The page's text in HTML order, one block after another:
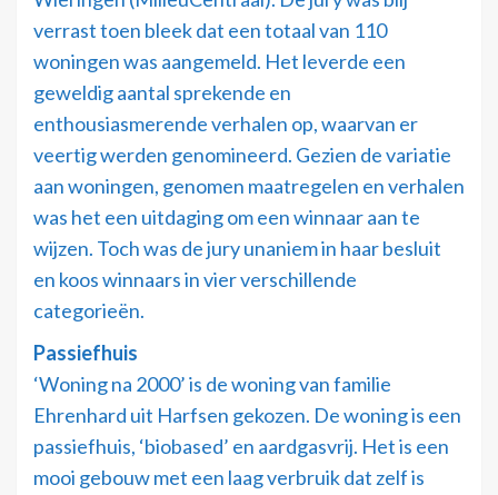
verrast toen bleek dat een totaal van 110
woningen was aangemeld. Het leverde een
geweldig aantal sprekende en
enthousiasmerende verhalen op, waarvan er
veertig werden genomineerd. Gezien de variatie
aan woningen, genomen maatregelen en verhalen
was het een uitdaging om een winnaar aan te
wijzen. Toch was de jury unaniem in haar besluit
en koos winnaars in vier verschillende
categorieën.
Passiefhuis
‘Woning na 2000’ is de woning van familie
Ehrenhard uit Harfsen gekozen. De woning is een
passiefhuis, ‘biobased’ en aardgasvrij. Het is een
mooi gebouw met een laag verbruik dat zelf is